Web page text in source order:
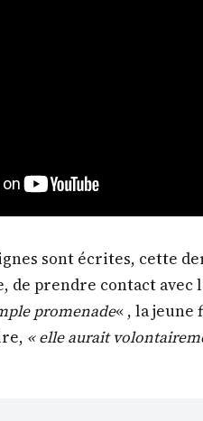
sont écrites, cette
de prendre contact avec
promenade« , la jeune
« elle aurait